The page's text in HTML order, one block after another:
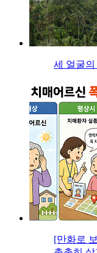
세 얼굴
[만화로